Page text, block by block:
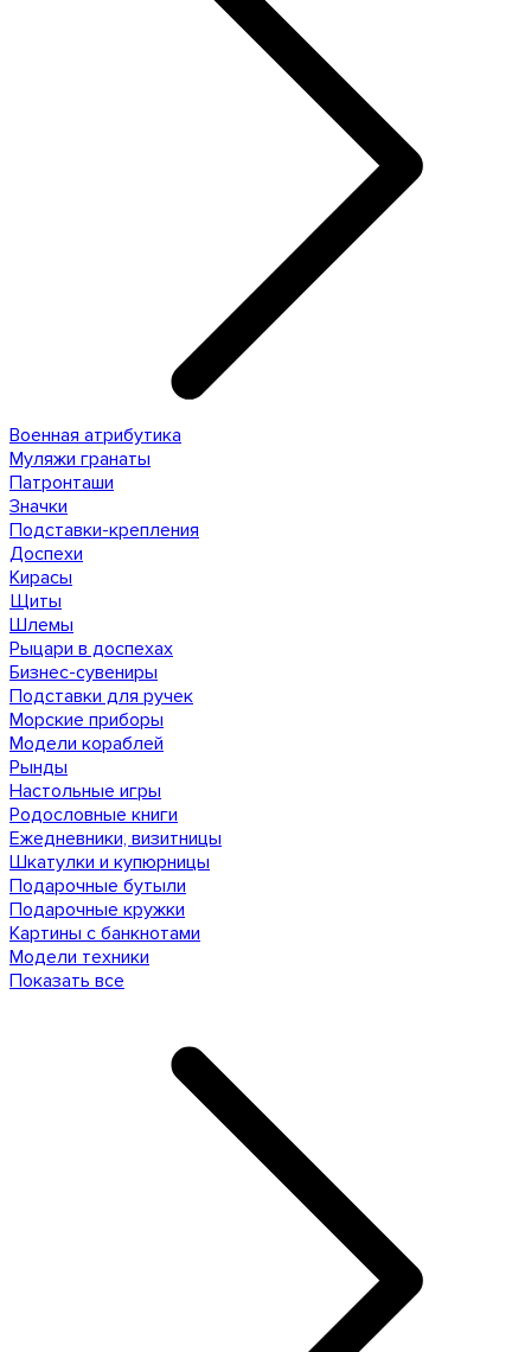
Военная атрибутика
Муляжи гранаты
Патронташи
Значки
Подставки-крепления
Доспехи
Кирасы
Щиты
Шлемы
Рыцари в доспехах
Бизнес-сувениры
Подставки для ручек
Морские приборы
Модели кораблей
Рынды
Настольные игры
Родословные книги
Ежедневники, визитницы
Шкатулки и купюрницы
Подарочные бутыли
Подарочные кружки
Картины с банкнотами
Модели техники
Показать все